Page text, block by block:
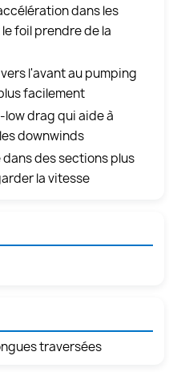
dans les
foil prendre de la
l'avant au pumping
facilement
drag qui aide à
downwinds
des sections plus
la vitesse
traversées